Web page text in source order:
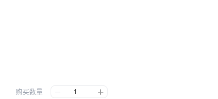
购买数量